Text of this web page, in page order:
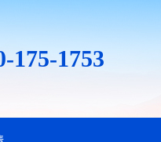
175-1753